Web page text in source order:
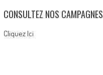
CONSULTEZ NOS CAMPAGNES
Cliquez Ici